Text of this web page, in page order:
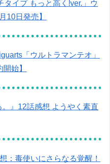
タイプ もっと高く!ver.」ウ
10日発売】
「ウルトラマンテオ」
始】
。』12話感想 ようやく素直
：毒使いにさらなる覚醒！